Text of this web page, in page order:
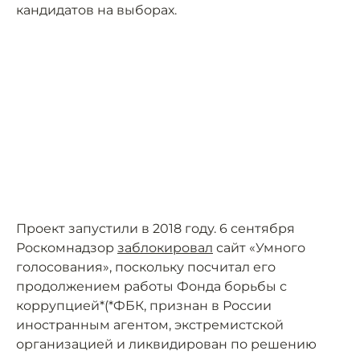
кандидатов на выборах.
Проект запустили в 2018 году. 6 сентября
Роскомнадзор заблокировал сайт «Умного
голосования», поскольку посчитал его
продолжением работы Фонда борьбы с
коррупцией*(*ФБК, признан в России
иностранным агентом, экстремистской
организацией и ликвидирован по решению